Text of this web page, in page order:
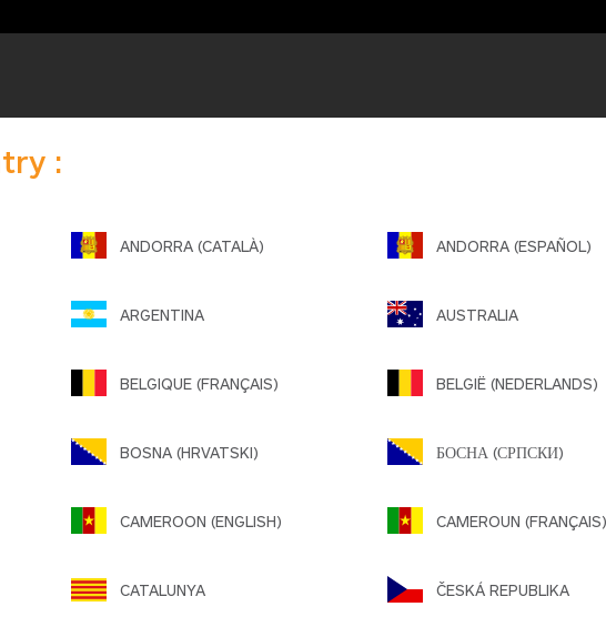
:
ANDORRA (CATALÀ) ANDORRA (ESPAÑOL)
ARGENTINA AUSTRALIA
BELGIQUE (FRANÇAIS) BELGIË (NEDERLANDS)
BOSNA (HRVATSKI) БОСНА (СРПСКИ)
CAMEROON (ENGLISH) CAMEROUN (FRANÇAIS)
CATALUNYA ČESKÁ REPUBLIKA